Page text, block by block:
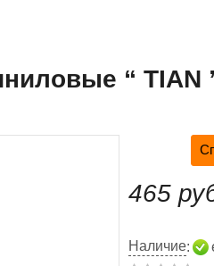
“ ТIAN
465
Наличие: